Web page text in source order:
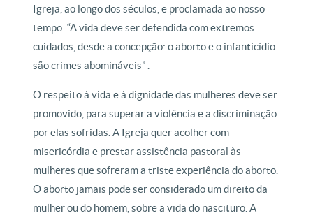
Igreja, ao longo dos séculos, e proclamada ao nosso
tempo: “A vida deve ser defendida com extremos
cuidados, desde a concepção: o aborto e o infanticídio
são crimes abomináveis” .
O respeito à vida e à dignidade das mulheres deve ser
promovido, para superar a violência e a discriminação
por elas sofridas. A Igreja quer acolher com
misericórdia e prestar assistência pastoral às
mulheres que sofreram a triste experiência do aborto.
O aborto jamais pode ser considerado um direito da
mulher ou do homem, sobre a vida do nascituro. A